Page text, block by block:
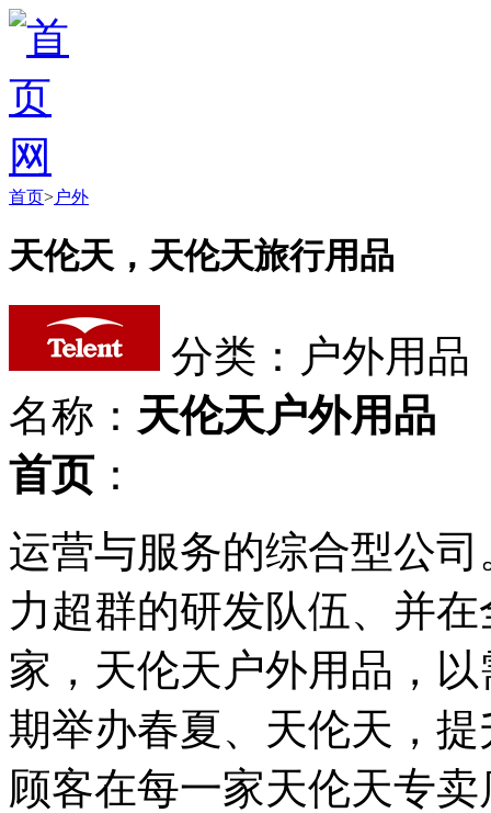
首页>户外
天伦天，天伦天旅行用品
分类：户外用品
名称： 天伦天户外用品
首页 ：
运营与服务的综合型公
力超群的研发队伍、并
家，天伦天户外用品，
期举办春夏、天伦天，
顾客在每一家天伦天专